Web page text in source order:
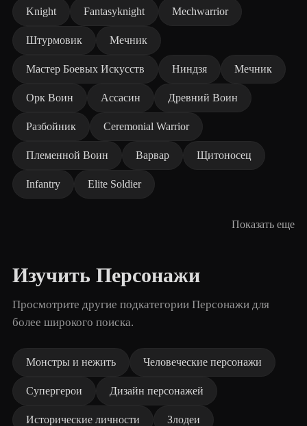
Knight Fantasyknight Mechwarrior
Штурмовик Мечник
Мастер Боевых Искусств Ниндзя Мечник
Орк Воин Ассасин Древний Воин
Разбойник Ceremonial Warrior
Племенной Воин Варвар Щитоносец
Infantry Elite Soldier
Показать еще
Изучить Персонажи
Просмотрите другие подкатегории Персонажи для
более широкого поиска.
Монстры и нежить Человеческие персонажи
Супергерои Дизайн персонажей
Исторические личности Злодеи